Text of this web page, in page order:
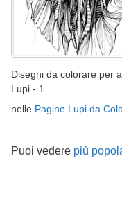
Disegni da colorare per
Lupi - 1
nelle Pagine Lupi da
Puoi vedere più